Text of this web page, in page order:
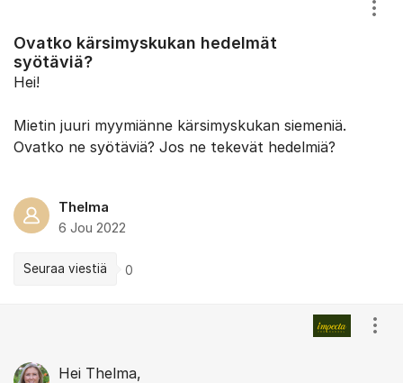
Ovatko kärsimyskukan hedelmät
syötäviä?
Hei!
Mietin juuri myymiänne kärsimyskukan siemeniä.
Ovatko ne syötäviä? Jos ne tekevät hedelmiä?
Thelma
6 Jou 2022
Seuraa viestiä 0
Hei Thelma,